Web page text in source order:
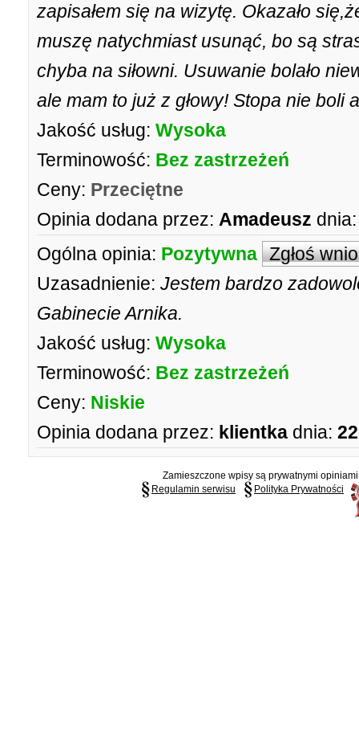
zapisałem się na wizytę. Okazało
muszę natychmiast usunąć, bo są
chyba na siłowni. Usuwanie bolało
ale mam to już z głowy! Stopa nie boli
Jakość usług: Wysoka
Terminowość: Bez zastrzeżeń
Ceny: Przeciętne
Opinia dodana przez: Amadeusz dnia:
Ogólna opinia: Pozytywna Zgłoś
Uzasadnienie: Jestem bardzo
Gabinecie Arnika.
Jakość usług: Wysoka
Terminowość: Bez zastrzeżeń
Ceny: Niskie
Opinia dodana przez: klientka dnia:
Zamieszczone wpisy są prywatnymi
Regulamin serwisu
Polityka Prywatności